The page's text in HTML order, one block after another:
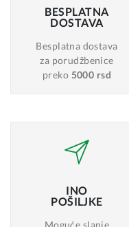
BESPLATNA
DOSTAVA
Besplatna dostava
za porudžbenice
preko 5000 rsd
INO
POŠILJKE
Moguće slanje